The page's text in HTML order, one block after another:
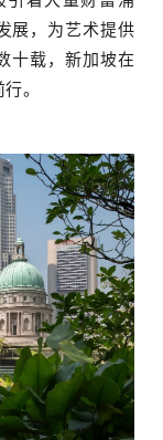
展，为艺术提供
十载，新加坡在
。